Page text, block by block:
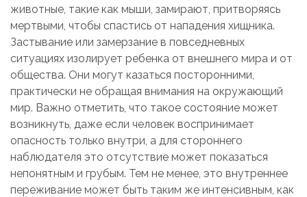
животные, такие как мыши, замирают, притворяясь
мертвыми, чтобы спастись от нападения хищника.
Застывание или замерзание в повседневных
ситуациях изолирует ребенка от внешнего мира и от
общества. Они могут казаться посторонними,
практически не обращая внимания на окружающий
мир. Важно отметить, что такое состояние может
возникнуть, даже если человек воспринимает
опасность только внутри, а для стороннего
наблюдателя это отсутствие может показаться
непонятным и грубым. Тем не менее, это внутреннее
переживание может быть таким же интенсивным, как